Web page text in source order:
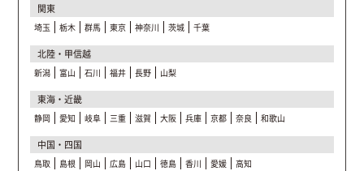
関東
埼玉 栃木 群馬 東京 神奈川 茨城 千葉
北陸・甲信越
新潟 富山 石川 福井 長野 山梨
東海・近畿
静岡 愛知 岐阜 三重 滋賀 大阪 兵庫 京都 奈良 和歌山
中国・四国
鳥取 島根 岡山 広島 山口 徳島 香川 愛媛 高知